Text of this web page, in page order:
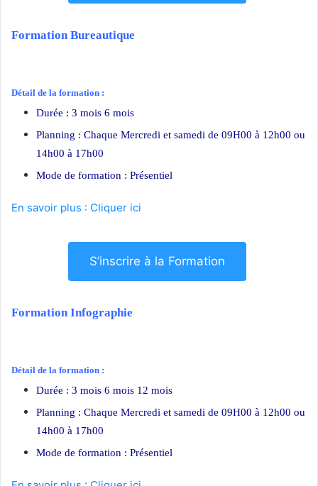
Formation Bureautique
Détail de la formation :
Durée : 3 mois 6 mois
Planning : Chaque Mercredi et samedi de 09H00 à 12h00 ou
14h00 à 17h00
Mode de formation : Présentiel
En savoir plus : Cliquer ici
S’inscrire à la Formation
Formation Infographie
Détail de la formation :
Durée : 3 mois 6 mois 12 mois
Planning : Chaque Mercredi et samedi de 09H00 à 12h00 ou
14h00 à 17h00
Mode de formation : Présentiel